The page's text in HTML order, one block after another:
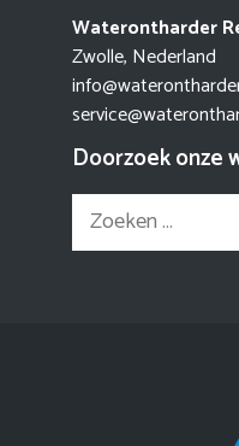
Waterontharder
Zwolle, Nederland
Doorzoek onze
Zoek
naar: